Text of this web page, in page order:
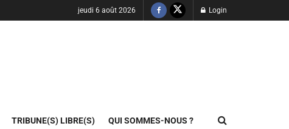
jeudi 6 août 2026 Login
TRIBUNE(S) LIBRE(S) QUI SOMMES-NOUS ?